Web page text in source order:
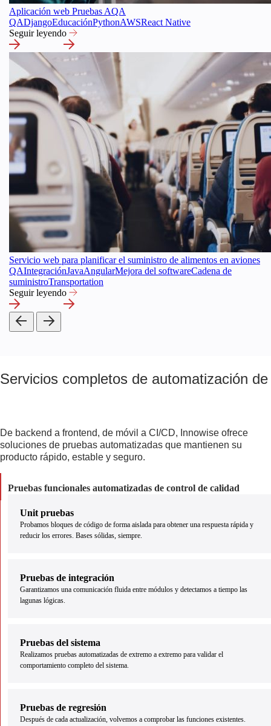
Aplicación web Pruebas AQA
QADjangoEducaciónPythonAWSReact Native
Seguir leyendo
Servicio web para planificar el suministro de alimentos en aviones
QAIntegraciónJavaAngularMejora del softwareCadena de
suministroTransportation
Seguir leyendo
Servicios completos de automatización
De backend a frontend, de móvil a CI/CD, Innowise ofrece
soluciones de pruebas automatizadas que mantienen su
producto rápido, estable y seguro.
Pruebas funcionales automatizadas de control de calidad
Unit pruebas
Probamos bloques de código de forma aislada para obtener una respuesta rápida y
reducir los errores. Bases sólidas, siempre.
Pruebas de integración
Garantizamos una comunicación fluida entre módulos y detectamos a tiempo las
lagunas lógicas.
Pruebas del sistema
Realizamos pruebas automatizadas de extremo a extremo para validar el
comportamiento completo del sistema.
Pruebas de regresión
Después de cada actualización, volvemos a comprobar las funciones existentes.